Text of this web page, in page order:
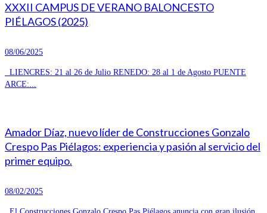
XXXII CAMPUS DE VERANO BALONCESTO
PIÉLAGOS (2025)
08/06/2025
LIENCRES: 21 al 26 de Julio RENEDO: 28 al 1 de Agosto PUENTE
ARCE:...
Amador Díaz, nuevo líder de Construcciones Gonzalo
Crespo Pas Piélagos: experiencia y pasión al servicio del
primer equipo.
08/02/2025